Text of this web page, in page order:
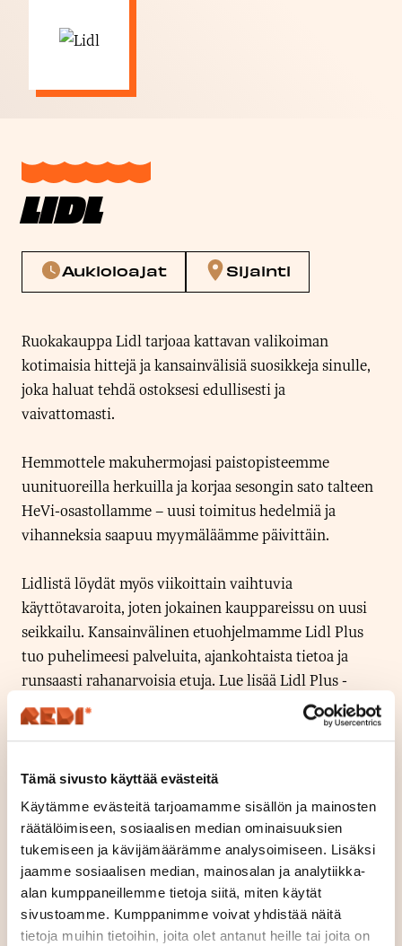
Tämä sivusto käyttää evästeitä
Käytämme evästeitä tarjoamamme sisällön ja mainosten
räätälöimiseen, sosiaalisen median ominaisuuksien
tukemiseen ja kävijämäärämme analysoimiseen. Lisäksi
jaamme sosiaalisen median, mainosalan ja analytiikka-
alan kumppaneillemme tietoja siitä, miten käytät
sivustoamme. Kumppanimme voivat yhdistää näitä
tietoja muihin tietoihin, joita olet antanut heille tai joita on
LIDL
Aukioloajat Sijainti
Ruokakauppa Lidl tarjoaa kattavan valikoiman
kotimaisia hittejä ja kansainvälisiä suosikkeja sinulle,
joka haluat tehdä ostoksesi edullisesti ja
vaivattomasti.
Hemmottele makuhermojasi paistopisteemme
uunituoreilla herkuilla ja korjaa sesongin sato talteen
HeVi-osastollamme – uusi toimitus hedelmiä ja
vihanneksia saapuu myymäläämme päivittäin.
Lidlistä löydät myös viikoittain vaihtuvia
käyttötavaroita, joten jokainen kauppareissu on uusi
seikkailu. Kansainvälinen etuohjelmamme Lidl Plus
tuo puhelimeesi palveluita, ajankohtaista tietoa ja
runsaasti rahanarvoisia etuja. Lue lisää Lidl Plus -
sovelluksesta nettisivuiltamme ja liity säästämisen
etujoukkoon!
Sijaitsemme Redin K1.kerroksessa.
Kassojemme vierestä löydät Postin Smartpost-
automaatin, joka näkyy saapumisilmoituksessa
nimellä ”Smartpost, Lidl”. Huomioithan, että Redissä
on sijaitsee myös ”Smartpost, Redi” -automaatti, jonka
löydät 3.kerroksesta.